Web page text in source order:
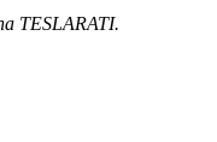
TESLARATI.